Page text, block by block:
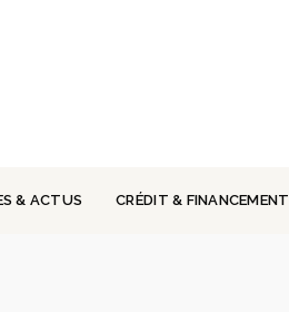
& ACTUS CRÉDIT & FINANCEMENT